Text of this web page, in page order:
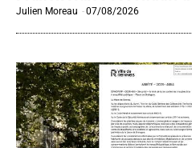
Julien Moreau -07/08/2026